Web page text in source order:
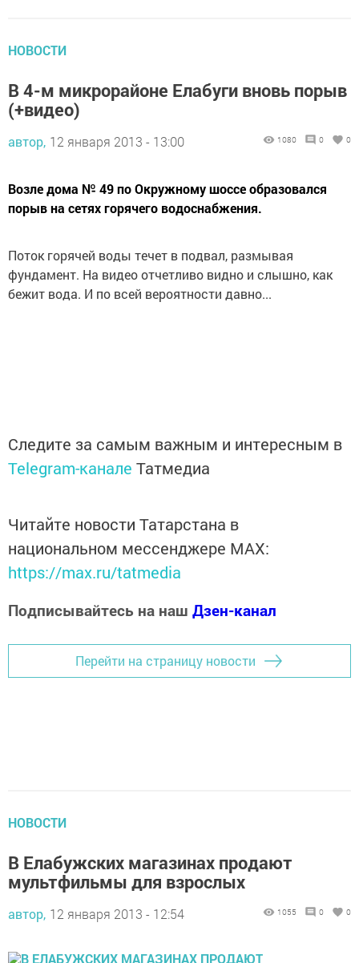
НОВОСТИ
В 4-м микрорайоне Елабуги вновь порыв
(+видео)
автор, 12 января 2013 - 13:00 1080 0 0
Возле дома № 49 по Окружному шоссе образовался
порыв на сетях горячего водоснабжения.
Поток горячей воды течет в подвал, размывая
фундамент. На видео отчетливо видно и слышно, как
бежит вода. И по всей вероятности давно...
Следите за самым важным и интересным в
Telegram-канале Татмедиа
Читайте новости Татарстана в
национальном мессенджере MАХ:
https://max.ru/tatmedia
Подписывайтесь на наш Дзен-канал
Перейти на страницу новости
НОВОСТИ
В Елабужских магазинах продают
мультфильмы для взрослых
автор, 12 января 2013 - 12:54 1055 0 0